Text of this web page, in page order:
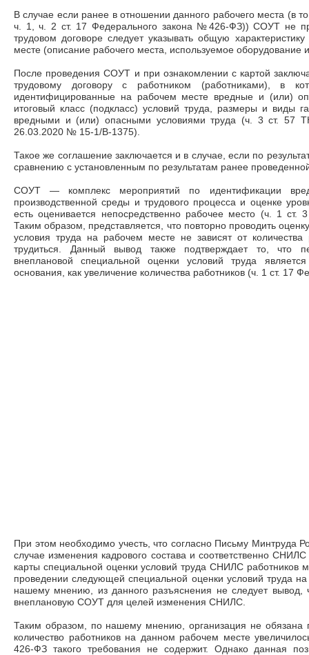
В случае если ранее в отношении данного рабочего места (в
ч. 1, ч. 2 ст. 17 Федерального закона №426-ФЗ)) СОУТ не
трудовом договоре следует указывать общую
месте (описание рабочего места, используемое оборудование
После проведения СОУТ и при ознакомлении с картой
трудовому договору с работником (работниками), в
идентифицированные на рабочем месте вредные и (или)
итоговый класс (подкласс) условий труда, размеры и виды
вредными и (или) опасными условиями труда (ч. 3 ст. 57
26.03.2020 № 15-1/В-1375).
Такое же соглашение заключается и в случае, если по
сравнению с установленным по результатам ранее
СОУТ ― комплекс мероприятий по идентификации
производственной среды и трудового процесса и оценке
есть оценивается непосредственно рабочее место (ч. 1
Таким образом, представляется, что повторно проводить
условия труда на рабочем месте не зависят от
трудиться. Данный вывод также подтверждает то, что
внеплановой специальной оценки условий труда
основания, как увеличение количества работников (ч. 1 ст. 17
При этом необходимо учесть, что согласно Письму Минтруда
случае изменения кадрового состава и соответственно
карты специальной оценки условий труда СНИЛС работников
проведении следующей специальной оценки условий труда
нашему мнению, из данного разъяснения не следует вывод,
внеплановую СОУТ для целей изменения СНИЛС.
Таким образом, по нашему мнению, организация не обязана
количество работников на данном рабочем месте
426-ФЗ такого требования не содержит. Однако данная